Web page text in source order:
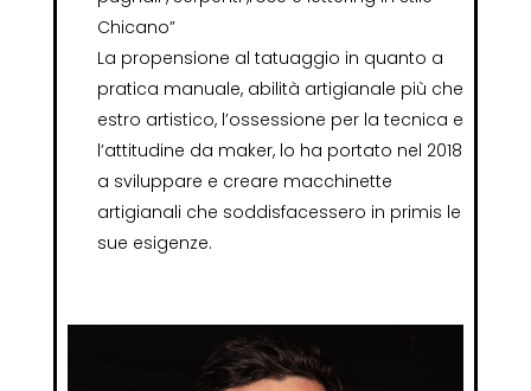
Chicano”
La propensione al tatuaggio in quanto a
pratica manuale, abilità artigianale più che
estro artistico, l’ossessione per la tecnica e
l’attitudine da maker, lo ha portato nel 2018
a sviluppare e creare macchinette
artigianali che soddisfacessero in primis le
sue esigenze.